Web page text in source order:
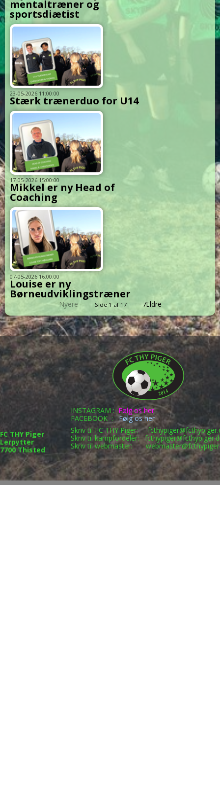
mentaltræner og
sportsdiætist
23-05-2026 11:00:00
Stærk trænerduo for U14
17-05-2026 15:00:00
Mikkel er ny Head of
Coaching
07-05-2026 16:00:00
Louise er ny
Børneudviklingstræner
Nyere Side 1 af 17 Ældre
INSTAGRAM : Følg os her
FACEBOOK :Følg os her
FC THY Piger
Lerpytter
7700 Thisted
Skriv til FC THY Piger:
Skriv til kampfordeler:
Skriv til webmaster: